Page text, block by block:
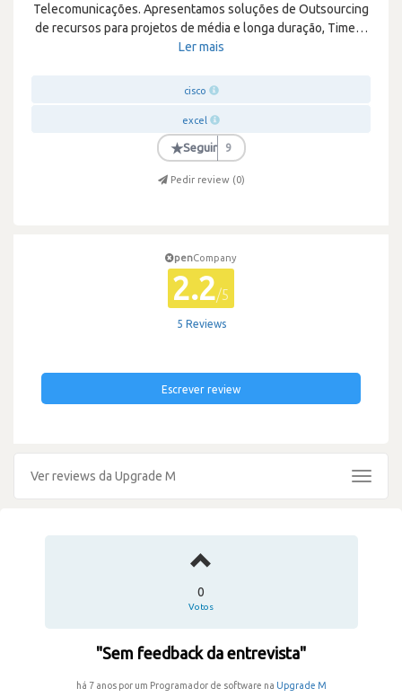
Telecomunicações. Apresentamos soluções de Outsourcing
de recursos para projetos de média e longa duração, Time…
Ler mais
cisco
excel
★Seguir 9
Pedir review (0)
penCompany
2.2/5
5 Reviews
Escrever review
Ver reviews da Upgrade M
Toggle
0
Votos
"Sem feedback da entrevista"
há 7 anos por um Programador de software na Upgrade M